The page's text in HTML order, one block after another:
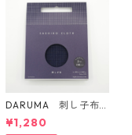
DARUMA 刺し子布 3
mm 方眼ガイドタイプ
Col.3 紺
¥1,280